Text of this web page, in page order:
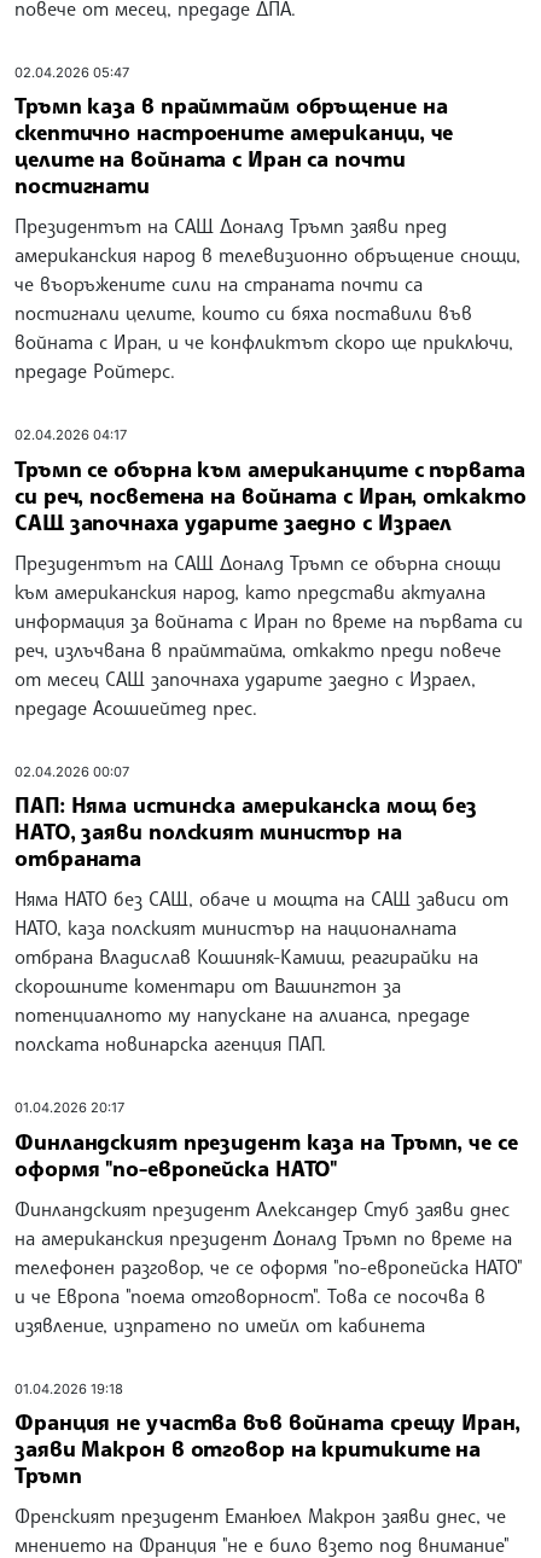
повече от месец, предаде ДПА.
02.04.2026 05:47
Тръмп каза в праймтайм обръщение на
скептично настроените американци, че
целите на войната с Иран са почти
постигнати
Президентът на САЩ Доналд Тръмп заяви пред
американския народ в телевизионно обръщение снощи,
че въоръжените сили на страната почти са
постигнали целите, които си бяха поставили във
войната с Иран, и че конфликтът скоро ще приключи,
предаде Ройтерс.
02.04.2026 04:17
Тръмп се обърна към американците с първата
си реч, посветена на войната с Иран, откакто
САЩ започнаха ударите заедно с Израел
Президентът на САЩ Доналд Тръмп се обърна снощи
към американския народ, като представи актуална
информация за войната с Иран по време на първата си
реч, излъчвана в праймтайма, откакто преди повече
от месец САЩ започнаха ударите заедно с Израел,
предаде Асошиейтед прес.
02.04.2026 00:07
ПАП: Няма истинска американска мощ без
НАТО, заяви полският министър на
отбраната
Няма НАТО без САЩ, обаче и мощта на САЩ зависи от
НАТО, каза полският министър на националната
отбрана Владислав Кошиняк-Камиш, реагирайки на
скорошните коментари от Вашингтон за
потенциалното му напускане на алианса, предаде
полската новинарска агенция ПАП.
01.04.2026 20:17
Финландският президент каза на Тръмп, че се
оформя "по-европейска НАТО"
Финландският президент Александер Стуб заяви днес
на американския президент Доналд Тръмп по време на
телефонен разговор, че се оформя "по-европейска НАТО"
и че Европа "поема отговорност". Това се посочва в
изявление, изпратено по имейл от кабинета
01.04.2026 19:18
Франция не участва във войната срещу Иран,
заяви Макрон в отговор на критиките на
Тръмп
Френският президент Еманюел Макрон заяви днес, че
мнението на Франция "не е било взето под внимание"